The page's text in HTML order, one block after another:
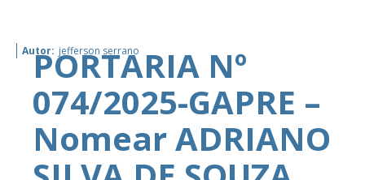
Autor: jefferson serrano
PORTARIA Nº
074/2025-GAPRE –
Nomear ADRIANO